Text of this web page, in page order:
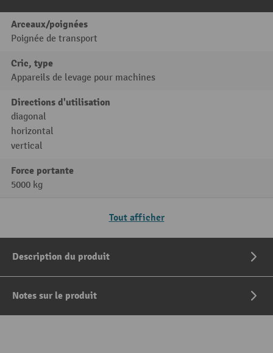
Arceaux/poignées
Poignée de transport
Cric, type
Appareils de levage pour machines
Directions d'utilisation
diagonal
horizontal
vertical
Force portante
5000 kg
Tout afficher
Description du produit
Notes sur le produit